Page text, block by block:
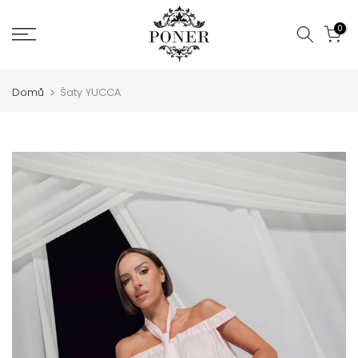
na
0
Domů Šaty YUCCA